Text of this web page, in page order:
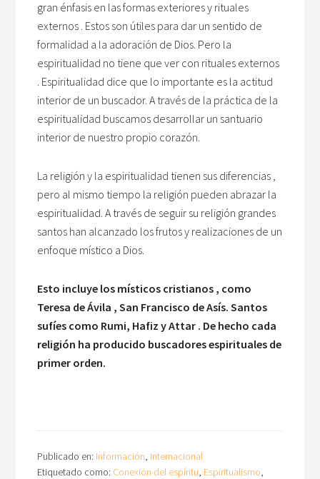
gran énfasis en las formas exteriores y rituales
externos . Estos son útiles para dar un sentido de
formalidad a la adoración de Dios. Pero la
espiritualidad no tiene que ver con rituales externos
. Espiritualidad dice que lo importante es la actitud
interior de un buscador. A través de la práctica de la
espiritualidad buscamos desarrollar un santuario
interior de nuestro propio corazón.
La religión y la espiritualidad tienen sus diferencias ,
pero al mismo tiempo la religión pueden abrazar la
espiritualidad. A través de seguir su religión grandes
santos han alcanzado los frutos y realizaciones de un
enfoque místico a Dios.
Esto incluye los místicos cristianos , como
Teresa de Ávila , San Francisco de Asís. Santos
sufíes como Rumi, Hafiz y Attar . De hecho cada
religión ha producido buscadores espirituales de
primer orden.
Publicado en: Información, Internacional
Etiquetado como: Conexión del espíritu, Espiritualismo,